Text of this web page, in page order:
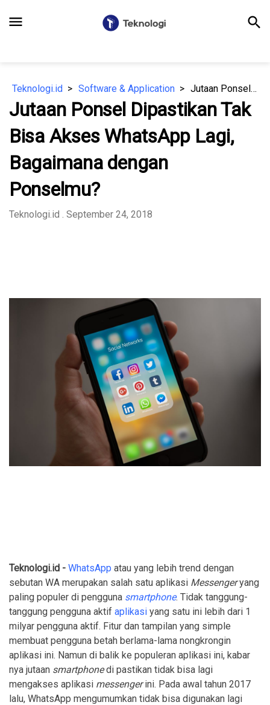
menu search
Teknologi.id Software & Application Jutaan Ponsel Dipastikan Tak Bisa Akses WhatsApp Lagi, Bagaimana dengan Ponselmu?
Jutaan Ponsel Dipastikan Tak
Bisa Akses WhatsApp Lagi,
Bagaimana dengan
Ponselmu?
Teknologi.id . September 24, 2018
Teknologi.id - WhatsApp atau yang lebih trend dengan
sebutan WA merupakan salah satu aplikasi Messengeryang
paling populer di pengguna smartphone. Tidak tanggung-
tanggung pengguna aktif aplikasi yang satu ini lebih dari 1
milyar pengguna aktif. Fitur dan tampilan yang simple
membuat pengguna betah berlama-lama nongkrongin
aplikasi ini. Namun di balik ke populeran aplikasi ini, kabar
nya jutaan smartphonedi pastikan tidak bisa lagi
mengakses aplikasi messengerini. Pada awal tahun 2017
lalu, WhatsApp mengumumkan tidak bisa digunakan lagi